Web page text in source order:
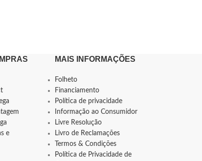
e
MAIS INFORMAÇÕES
Folheto
Financiamento
Política de privacidade
Informação ao Consumidor
Livre Resolução
Livro de Reclamações
Termos & Condições
Política de Privacidade de